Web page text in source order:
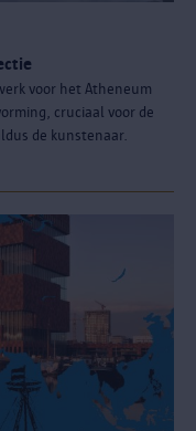
voor het Atheneum
cruciaal voor de
de kunstenaar.